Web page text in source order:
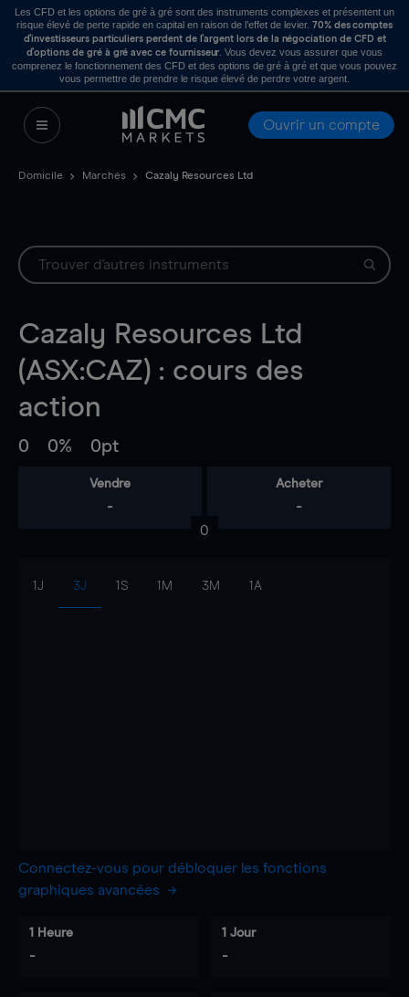
Les CFD et les options de gré à gré sont des instruments complexes et présentent un
risque élevé de perte rapide en capital en raison de l’effet de levier. 70% des comptes
d’investisseurs particuliers perdent de l’argent lors de la négociation de CFD et
d’options de gré à gré avec ce fournisseur . Vous devez vous assurer que vous
comprenez le fonctionnement des CFD et des options de gré à gré et que vous pouvez
vous permettre de prendre le risque élevé de perdre votre argent.
Ouvrir un compte
Domicile Marchés Cazaly Resources Ltd
Cazaly Resources Ltd
(ASX:CAZ) : cours des
action
0 0% 0pt
Vendre
-
Acheter
-
0
1J 3J 1S 1M 3M 1A
Connectez-vous pour débloquer les fonctions
graphiques avancées
1 Heure
-
1 Jour
-